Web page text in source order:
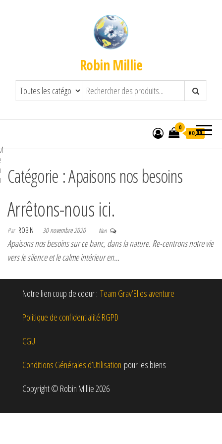
Robin Millie
0
€0,00
Catégorie :Apaisons nos besoins
Arrêtons-nous ici.
Par ROBIN 30 novembre 2020 Non
Apaisons nos besoins sur ce banc, dans la nature. Re-centrons notre vie
vers le silence et le calme intérieur en…
Notre lien coup de coeur : Team Grav’Elles aventure
Politique de confidentialité RGPD
CGU
Conditions Générales d’Utilisation pour les biens
Copyright © Robin Millie 2026